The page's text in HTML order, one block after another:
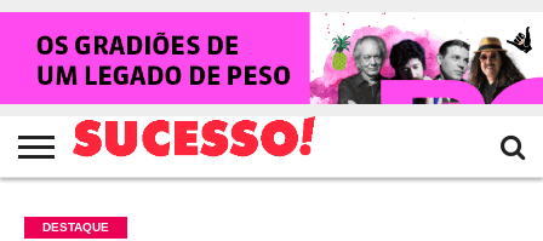
HOME
NOTÍCIAS
SHOWS
ENTREVISTAS
CLIQUES
RANKING
CROWLEY
TV
SUCESSO!
REVISTA
SUCESSO!
DESTAQUE